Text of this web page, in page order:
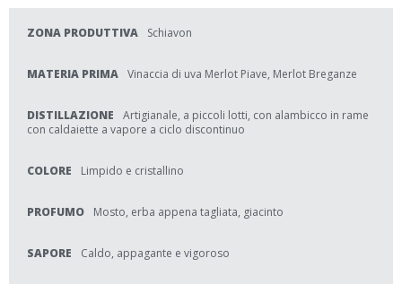
ZONA PRODUTTIVA Schiavon
MATERIA PRIMA Vinaccia di uva Merlot Piave, Merlot Breganze
DISTILLAZIONE
Artigianale, a piccoli lotti, con alambicco in rame
con caldaiette a vapore a ciclo discontinuo
COLORE Limpido e cristallino
PROFUMO Mosto, erba appena tagliata, giacinto
SAPORE Caldo, appagante e vigoroso